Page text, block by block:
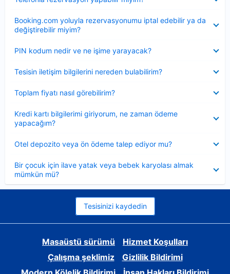
Booking.com yoluyla rezervasyonumu iptal edebilir ya da
değiştirebilir miyim?
PIN kodum nedir ve ne işime yarayacak?
Tesisin iletişim bilgilerini nereden bulabilirim?
Toplam fiyatı nasıl görebilirim?
Kredi kartı bilgilerimi giriyorum, ne zaman ödeme
yapacağım?
Otel depozito veya ön ödeme talep ediyor mu?
Bir çocuk için ilave yatak veya bebek karyolası almak
mümkün mü?
Tesisinizi kaydedin
Masaüstü sürümü
Hizmet Koşulları
Çalışma şeklimiz
Gizlilik Bildirimi